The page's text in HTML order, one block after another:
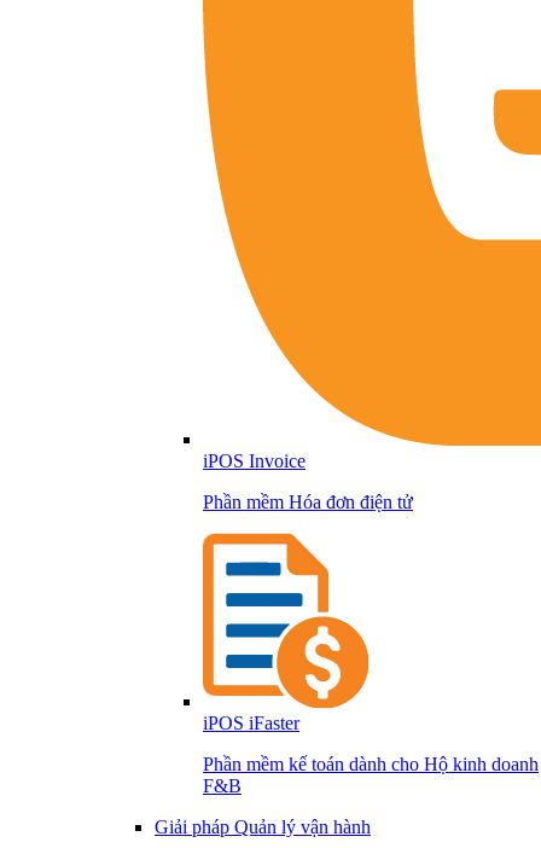
iPOS Invoice
Phần mềm Hóa đơn điện tử
iPOS iFaster
Phần mềm kế toán dành cho Hộ kinh doanh
F&B
Giải pháp Quản lý vận hành